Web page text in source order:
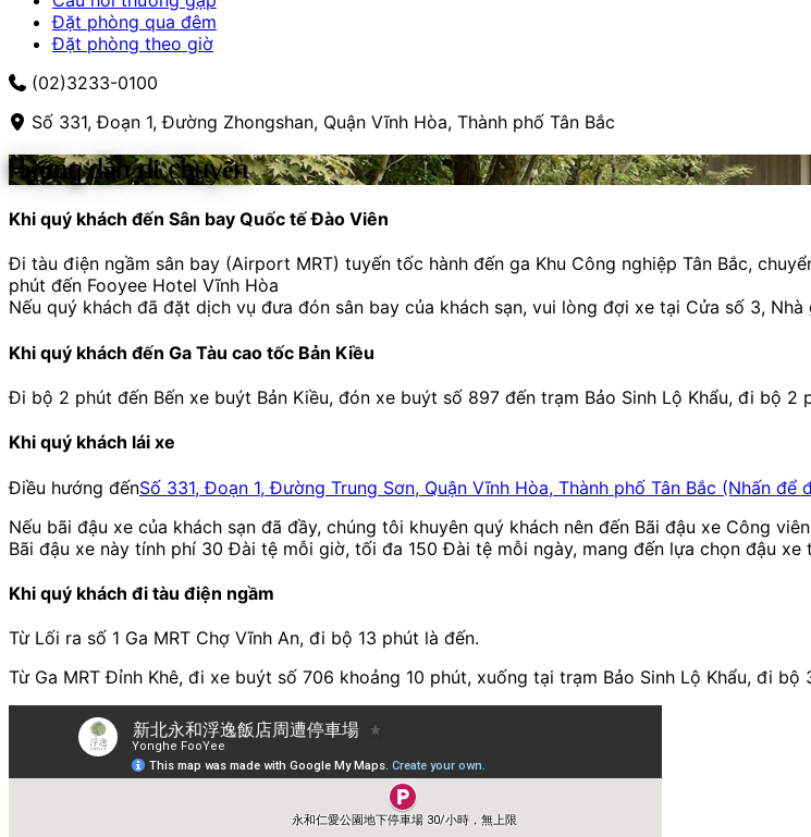
Đặt phòng qua đêm
Đặt phòng theo giờ
(02)3233-0100
Số 331, Đoạn 1, Đường Zhongshan, Quận Vĩnh Hòa, Thành phố Tân Bắc
Hướng dẫn di chuyển
Khi quý khách đến Sân bay Quốc tế Đào Viên
Đi tàu điện ngầm sân bay (Airport MRT) tuyến tốc hành đến ga Khu Công nghiệp Tân Bắc,
phút đến Fooyee Hotel Vĩnh Hòa
Nếu quý khách đã đặt dịch vụ đưa đón sân bay của khách sạn, vui lòng đợi xe tại Cửa số 3, Nhà
Khi quý khách đến Ga Tàu cao tốc Bản Kiều
Đi bộ 2 phút đến Bến xe buýt Bản Kiều, đón xe buýt số 897 đến trạm Bảo Sinh Lộ Khẩu, đi bộ 2
Khi quý khách lái xe
Điều hướng đếnSố 331, Đoạn 1, Đường Trung Sơn, Quận Vĩnh Hòa, Thành phố Tân Bắc (Nhấn để
Nếu bãi đậu xe của khách sạn đã đầy, chúng tôi khuyên quý khách nên đến Bãi đậu xe Công
Bãi đậu xe này tính phí 30 Đài tệ mỗi giờ, tối đa 150 Đài tệ mỗi ngày, mang đến lựa chọn đậu xe
Khi quý khách đi tàu điện ngầm
Từ Lối ra số 1 Ga MRT Chợ Vĩnh An, đi bộ 13 phút là đến.
Từ Ga MRT Đỉnh Khê, đi xe buýt số 706 khoảng 10 phút, xuống tại trạm Bảo Sinh Lộ Khẩu, đi bộ